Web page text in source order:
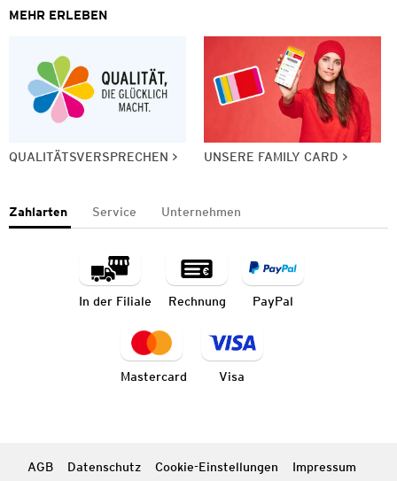
MEHR ERLEBEN
QUALITÄTSVERSPRECHEN UNSERE FAMILY CARD
Zahlarten Service Unternehmen
In der Filiale Rechnung PayPal
Mastercard Visa
AGB Datenschutz Cookie-Einstellungen
Impressum